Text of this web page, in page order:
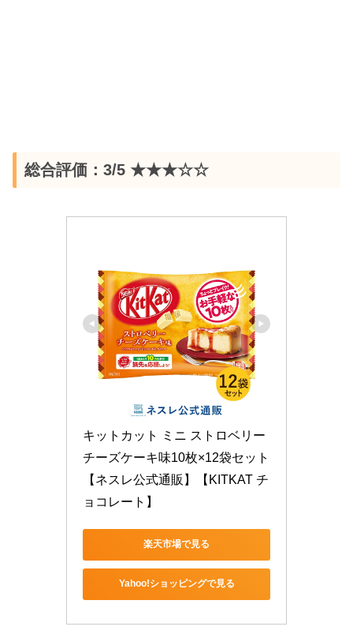
総合評価：3/5 ★★★☆☆
キットカット ミニ ストロベリー
チーズケーキ味10枚×12袋セット
【ネスレ公式通販】【KITKAT チ
ョコレート】
楽天市場で見る
Yahoo!ショッピングで見る